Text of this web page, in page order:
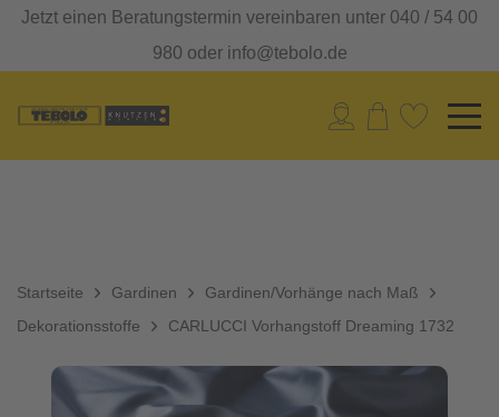
Jetzt einen Beratungstermin vereinbaren unter 040 / 54 00
980 oder info@tebolo.de
Startseite Gardinen
Gardinen/Vorhänge nach Maß
Dekorationsstoffe
CARLUCCI Vorhangstoff Dreaming 1732